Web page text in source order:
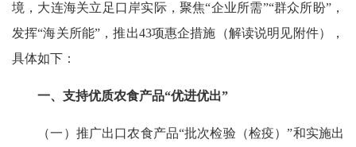
境，大连海关立足口岸实际，聚焦“企业所需”“群众所盼”，
发挥“海关所能”，推出43项惠企措施（解读说明见附件），
具体如下：
一、支持优质农食产品“优进优出”
（一）推广出口农食产品“批次检验（检疫）”和实施出